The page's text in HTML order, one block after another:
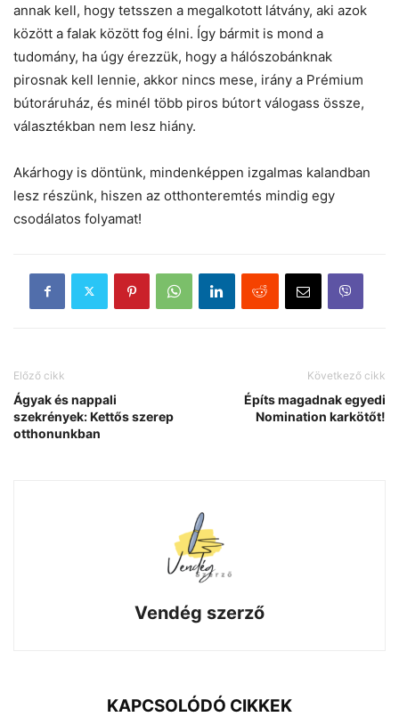
annak kell, hogy tetsszen a megalkotott látvány, aki azok
között a falak között fog élni. Így bármit is mond a
tudomány, ha úgy érezzük, hogy a hálószobánknak
pirosnak kell lennie, akkor nincs mese, irány a Prémium
bútoráruház, és minél több piros bútort válogass össze,
választékban nem lesz hiány.
Akárhogy is döntünk, mindenképpen izgalmas kalandban
lesz részünk, hiszen az otthonteremtés mindig egy
csodálatos folyamat!
Előző cikk
Ágyak és nappali
szekrények: Kettős szerep
otthonunkban
Következő cikk
Építs magadnak egyedi
Nomination karkötőt!
Vendég szerző
KAPCSOLÓDÓ CIKKEK